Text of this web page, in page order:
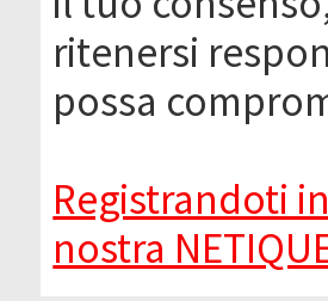
ritenersi
possa
Registrandoti
nostra